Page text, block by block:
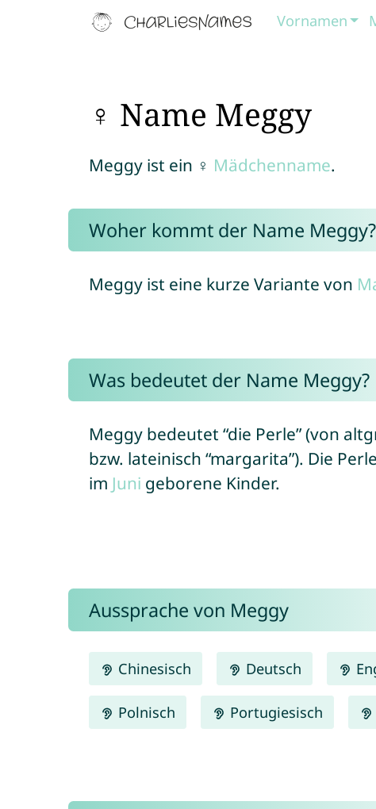
Vornamen
♀ Name Meggy
Meggy ist ein ♀ Mädchenname.
Woher kommt der Name Meggy?
Meggy ist eine kurze Variante von
Was bedeutet der Name Meggy?
Meggy bedeutet “die Perle” (von
bzw. lateinisch “margarita”). Die
im Juni geborene Kinder.
Aussprache von Meggy
Chinesisch Deutsch
Polnisch Portugiesisch